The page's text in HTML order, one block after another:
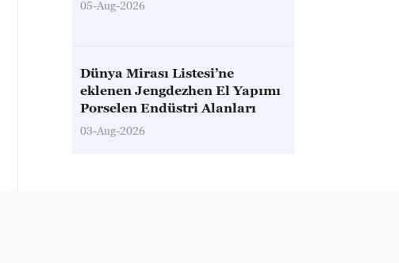
05-Aug-2026
Dünya Mirası Listesi’ne
eklenen Jengdezhen El Yapımı
Porselen Endüstri Alanları
03-Aug-2026